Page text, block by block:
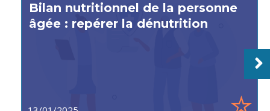
Bilan nutritionnel de la personne
âgée : repérer la dénutrition